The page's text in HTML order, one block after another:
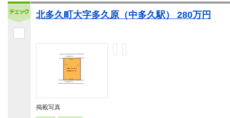
北多久町大字多久原（中多久駅） 280万円
掲載写真